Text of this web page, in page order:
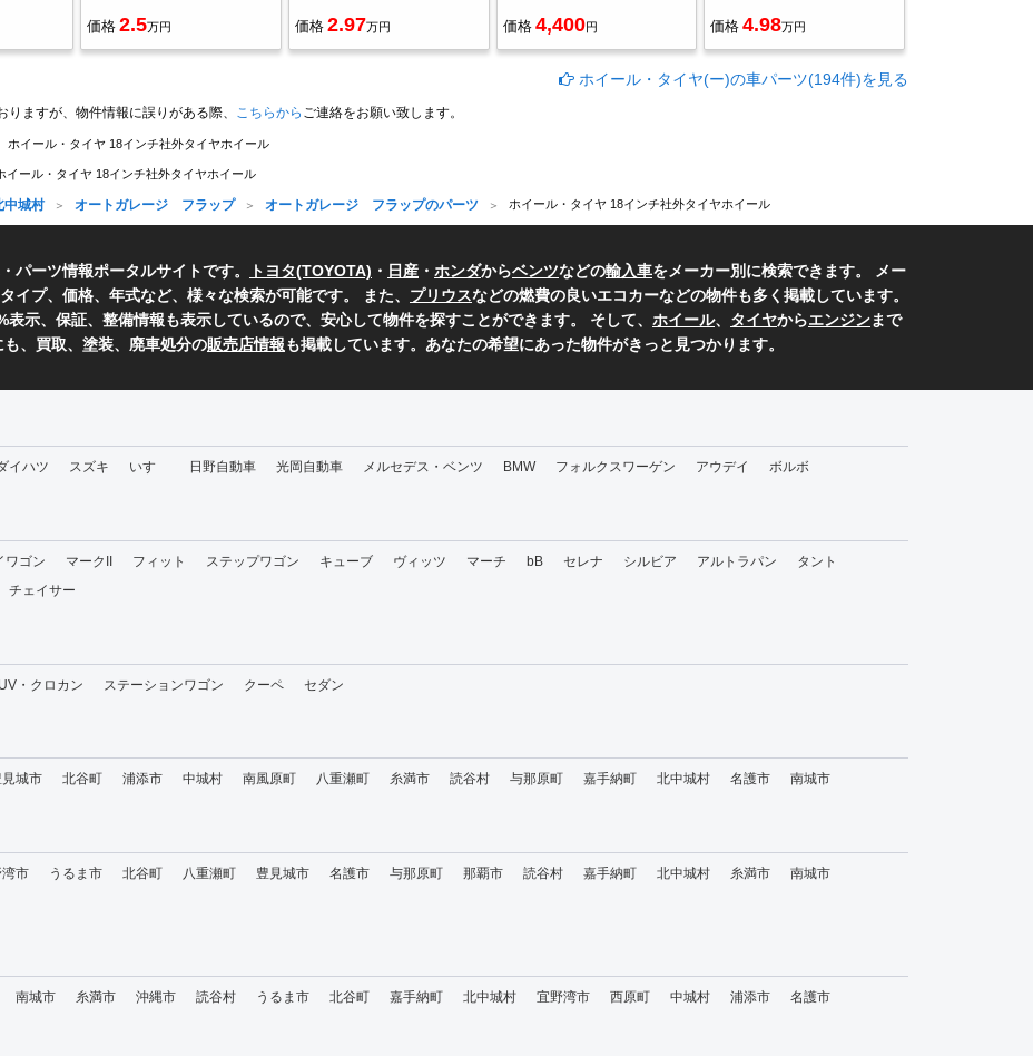
価格 2.5万円 価格 2.97万円 価格 4,400円 価格 4.98万円
ホイール・タイヤ(ー)の車パーツ(194件)を見る
ますが、物件情報に誤りがある際、 こちらから ご連絡をお願い致します。
ホイール・タイヤ 18インチ社外タイヤホイール
イール・タイヤ 18インチ社外タイヤホイール
中城村 オートガレージ フラップ オートガレージ フラップのパーツ ホイール・タイヤ 18インチ社外タイヤホイール
パーツ情報ポータルサイトです。 トヨタ(TOYOTA) ・ 日産 ・ ホンダからベンツなどの輸入車をメーカー別に検索できます。 メー
イプ、価格、年式など、様々な検索が可能です。 また、 プリウスなどの燃費の良いエコカーなどの物件も多く掲載しています。
示、保証、整備情報も表示しているので、安心して物件を探すことができます。 そして、 ホイール、 タイヤからエンジンまで
、買取、塗装、廃車処分の販売店情報も掲載しています。あなたの希望にあった物件がきっと見つかります。
イハツ スズキ いすゞ 日野自動車 光岡自動車 メルセデス・ベンツ BMW フォルクスワーゲン アウデイ ボルボ
ワゴン マークII フィット ステップワゴン キューブ ヴィッツ マーチ bB セレナ シルビア アルトラパン
タント
チェイサー
・クロカン ステーションワゴン クーペ セダン
見城市 北谷町 浦添市 中城村 南風原町 八重瀬町 糸満市 読谷村 与那原町 嘉手納町 北中城村 名護市 南城市
市 うるま市 北谷町 八重瀬町 豊見城市 名護市 与那原町 那覇市 読谷村 嘉手納町 北中城村 糸満市
南城市
南城市 糸満市 沖縄市 読谷村 うるま市 北谷町 嘉手納町 北中城村 宜野湾市 西原町 中城村 浦添市
名護市